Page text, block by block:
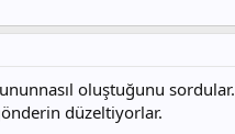
oluştuğunu sordular.
düzeltiyorlar.